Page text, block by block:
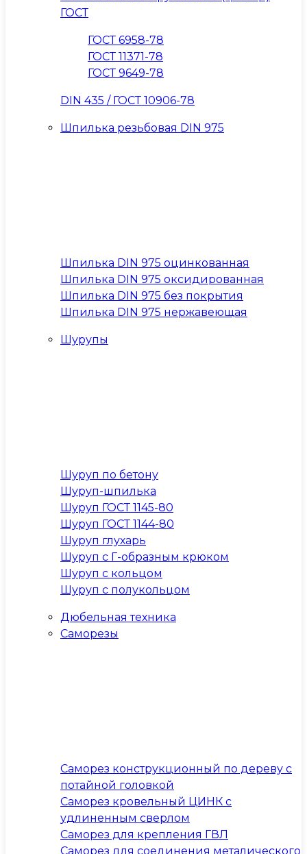
ГОСТ
ГОСТ 6958-78
ГОСТ 11371-78
ГОСТ 9649-78
DIN 435 / ГОСТ 10906-78
Шпилька резьбовая DIN 975
Шпилька DIN 975 оцинкованная
Шпилька DIN 975 оксидированная
Шпилька DIN 975 без покрытия
Шпилька DIN 975 нержавеющая
Шурупы
Шуруп по бетону
Шуруп-шпилька
Шуруп ГОСТ 1145-80
Шуруп ГОСТ 1144-80
Шуруп глухарь
Шуруп с Г-образным крюком
Шуруп с кольцом
Шуруп с полукольцом
Дюбельная техника
Саморезы
Саморез конструкционный по дереву с
потайной головкой
Саморез кровельный ЦИНК с
удлиненным сверлом
Саморез для крепления ГВЛ
Саморез для соединения металического